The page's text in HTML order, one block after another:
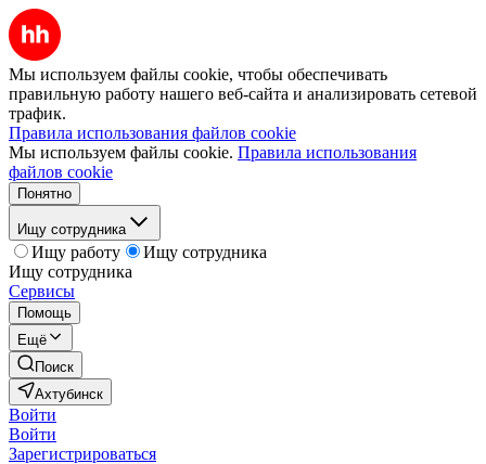
Мы используем файлы cookie, чтобы обеспечивать
правильную работу нашего веб-сайта и анализировать сетевой
трафик.
Правила использования файлов cookie
Мы используем файлы cookie. Правила использования
файлов cookie
Понятно
Ищу сотрудника
Ищу работу
Ищу сотрудника
Ищу сотрудника
Сервисы
Помощь
Ещё
Поиск
Ахтубинск
Войти
Войти
Зарегистрироваться